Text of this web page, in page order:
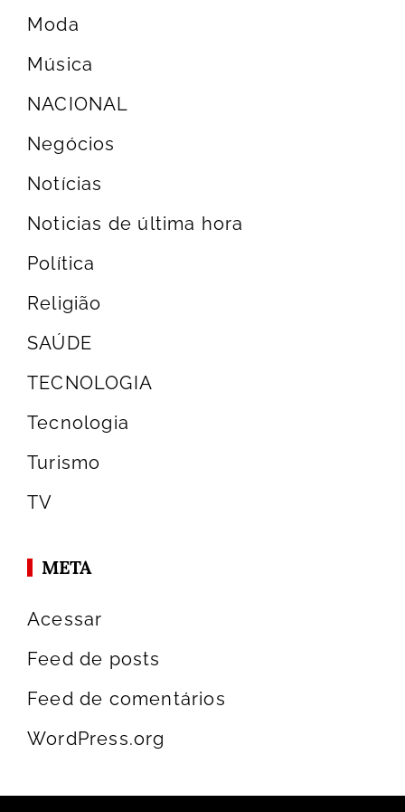
Moda
Música
NACIONAL
Negócios
Notícias
Noticias de última hora
Política
Religião
SAÚDE
TECNOLOGIA
Tecnologia
Turismo
TV
META
Acessar
Feed de posts
Feed de comentários
WordPress.org